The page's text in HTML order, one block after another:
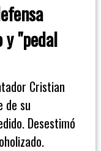
"pedal
Cristian
de su
Desestimó